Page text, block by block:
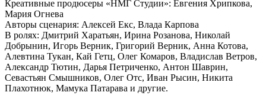
Креативные продюсеры «НМГ Студии»: Евгения Хрипкова,
Мария Огнева
Авторы сценария: Алексей Екс, Влада Карпова
В ролях: Дмитрий Харатьян, Ирина Розанова, Николай
Добрынин, Игорь Верник, Григорий Верник, Анна Котова,
Алевтина Тукан, Кай Гетц, Олег Комаров, Владислав Ветров,
Александр Тютин, Дарья Петриченко, Антон Шаврин,
Севастьян Смышников, Олег Отс, Иван Рысин, Никита
Плахотнюк, Мамука Патарава и другие.